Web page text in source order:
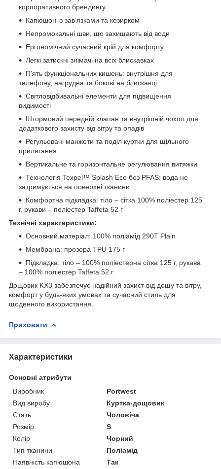
корпоративного брендингу
Капюшон із зав’язками та козирком
Непромокальні шви, що захищають від води
Ергономічний сучасний крій для комфорту
Легкі затискні знімачі на всіх блискавках
П’ять функціональних кишень: внутрішня для
телефону, нагрудна та бокові на блискавці
Світловідбивальні елементи для підвищення
видимості
Штормовий передній клапан та внутрішній чохол для
додаткового захисту від вітру та опадів
Регульовані манжети та поділ куртки для щільного
прилягання
Вертикальне та горизонтальне регулювання витяжки
Технологія Texpel™ Splash Eco без PFAS: вода не
затримується на поверхні тканини
Комфортна підкладка: тіло – сітка 100% поліестер 125
г, рукави – поліестер Taffeta 52 г
Технічні характеристики:
Основний матеріал: 100% поліамід 290T Plain
Мембрана: прозора TPU 175 г
Підкладка: тіло – 100% поліестерна сітка 125 г, рукава
– 100% поліестер Taffeta 52 г
Дощовик KX3 забезпечує надійний захист від дощу та вітру,
комфорт у будь-яких умовах та сучасний стиль для
щоденного використання.
Приховати
Характеристики
Основні атрибути
Виробник
Portwest
Вид виробу
Куртка-дощовик
Стать
Чоловіча
Розмір
S
Колір
Чорний
Тип тканини
Поліамід
Наявність капюшона
Так